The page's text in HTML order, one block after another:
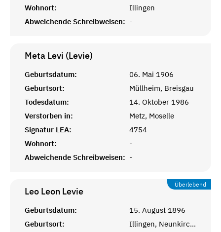
Wohnort:
Illingen
Abweichende Schreibweisen: -
Meta Levi (Levie)
Geburtsdatum:
06. Mai 1906
Geburtsort:
Müllheim, Breisgau
Todesdatum:
14. Oktober 1986
Verstorben in:
Metz, Moselle
Signatur LEA:
4754
Wohnort:
-
Abweichende Schreibweisen: -
Überlebend
Leo Leon Levie
Geburtsdatum:
15. August 1896
Geburtsort:
Illingen, Neunkirchen